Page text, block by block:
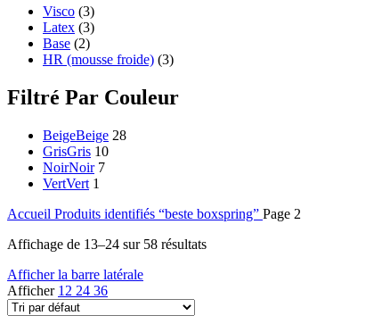
Visco (3)
Latex (3)
Base (2)
HR (mousse froide) (3)
Filtré Par Couleur
BeigeBeige 28
GrisGris 10
NoirNoir 7
VertVert 1
Accueil Produits identifiés “beste boxspring” Page 2
Affichage de 13–24 sur 58 résultats
Afficher la barre latérale
Afficher 12 24 36